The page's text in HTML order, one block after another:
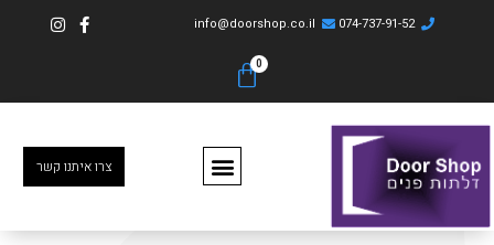
074-737-91-52
info@doorshop.co.il
צרו איתנו קשר